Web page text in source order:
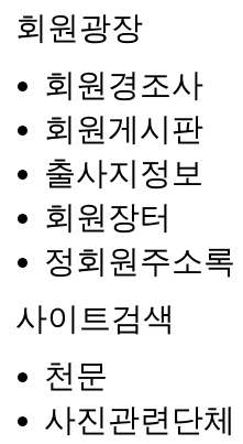
회원광장
회원경조사
회원게시판
출사지정보
회원장터
정회원주소록
사이트검색
천문
사진관련단체